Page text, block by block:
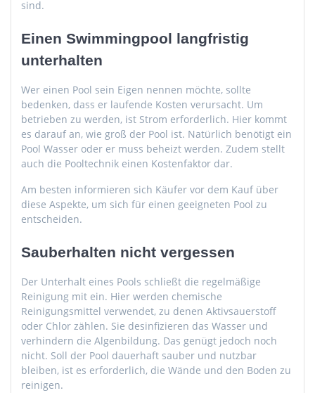
sind.
Einen Swimmingpool langfristig
unterhalten
Wer einen Pool sein Eigen nennen möchte, sollte
bedenken, dass er laufende Kosten verursacht. Um
betrieben zu werden, ist Strom erforderlich. Hier kommt
es darauf an, wie groß der Pool ist. Natürlich benötigt ein
Pool Wasser oder er muss beheizt werden. Zudem stellt
auch die Pooltechnik einen Kostenfaktor dar.
Am besten informieren sich Käufer vor dem Kauf über
diese Aspekte, um sich für einen geeigneten Pool zu
entscheiden.
Sauberhalten nicht vergessen
Der Unterhalt eines Pools schließt die regelmäßige
Reinigung mit ein. Hier werden chemische
Reinigungsmittel verwendet, zu denen Aktivsauerstoff
oder Chlor zählen. Sie desinfizieren das Wasser und
verhindern die Algenbildung. Das genügt jedoch noch
nicht. Soll der Pool dauerhaft sauber und nutzbar
bleiben, ist es erforderlich, die Wände und den Boden zu
reinigen.